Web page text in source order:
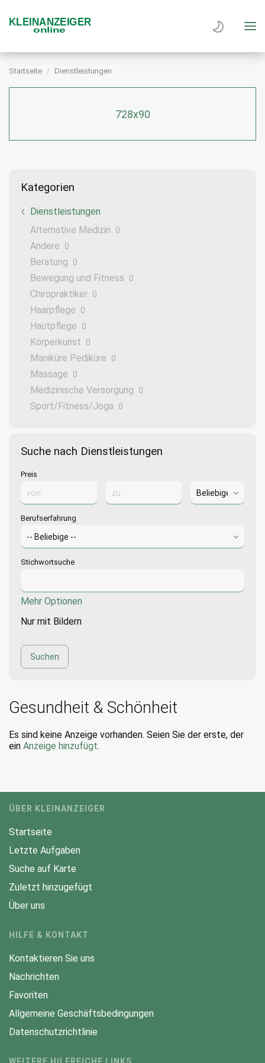
Startseite Dienstleistungen
728x90
Kategorien
Dienstleistungen
Alternative Medizin
0
Andere 0
Beratung 0
Bewegung und Fitness 0
Chiropraktiker 0
Haarpflege 0
Hautpflege 0
Körperkunst 0
Maniküre Pediküre 0
Massage 0
Medizinische Versorgung 0
Sport/Fitness/Joga 0
Suche nach Dienstleistungen
Preis
Berufserfahrung
Stichwortsuche
Mehr Optionen
Nur mit Bildern
Gesundheit & Schönheit
Es sind keine Anzeige vorhanden. Seien Sie der erste, der
ein Anzeige hinzufügt.
ÜBER KLEINANZEIGER
Startseite
Letzte Aufgaben
Suche auf Karte
Zuletzt hinzugefügt
Über uns
HILFE & KONTAKT
Kontaktieren Sie uns
Nachrichten
Favoriten
Allgemeine Geschäftsbedingungen
Datenschutzrichtlinie